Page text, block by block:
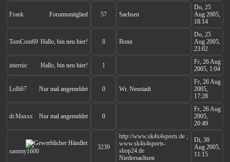
Forumsmitglied
Frank 57 Sachsen
Do, 25
Aug 2005,
18:14
Hallo, bin neu hier!
TomCom69 8 Bonn
Do, 25
Aug 2005,
23:02
Hallo, bin neu hier!
internic 1
Fr, 26 Aug
2005, 1:04
Nur mal angemeldet
Lolli67 0 Wr. Neustadt
Fr, 26 Aug
2005,
17:28
Nur mal angemeldet
dr.Maxxx 0
Fr, 26 Aug
2005,
20:49
sammy1600
3239
http://www.sk4x4sports.de ;
www.sk4x4sports-
shop24.de
Niedersachsen
Di, 30
Aug 2005,
11:15